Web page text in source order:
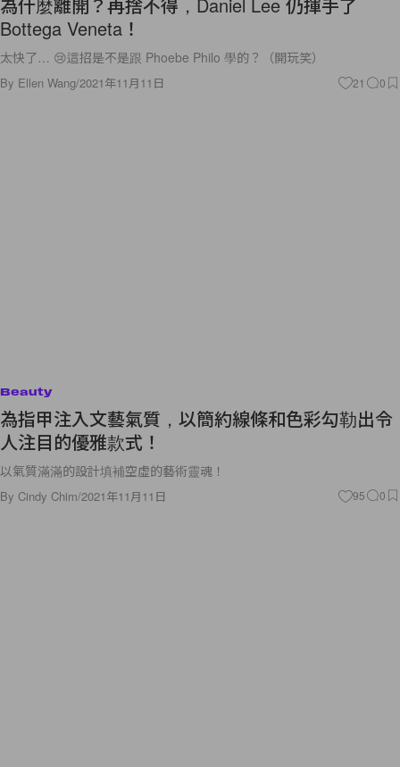
Bottega Veneta！
太快了… 😢這招是不是跟 Phoebe Philo 學的？（開玩笑）
By Ellen Wang/2021年11月11日 21 0
Beauty
為指甲注入文藝氣質，以簡約線條和色彩勾勒出令
人注目的優雅款式！
以氣質滿滿的設計填補空虛的藝術靈魂！
By Cindy Chim/2021年11月11日 95 0